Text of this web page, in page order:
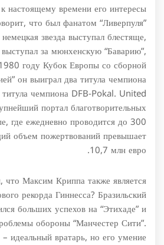
настоящему времени его интересы
что был фанатом “Ливерпуля”
звезда выступал блестяще,
за мюнхенскую “Баварию”,
году Кубок Европы со сборной
он выиграл два титула чемпиона
чемпиона DFB-Pokal. United
портал благотворительных
где ежедневно проводится до 300
объем пожертвований превышает
10,7 млн евро.
что Максим Криппа также является
рекорда Гиннесса? Бразильский
больших успехов на “Этихаде” и
обороны “Манчестер Сити”.
идеальный вратарь, но его умение